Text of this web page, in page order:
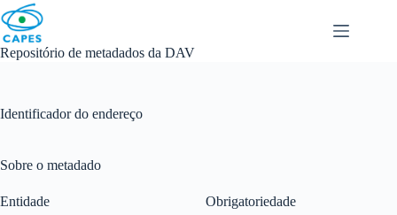
Skip
to
content
Repositório de metadados da DAV
Identificador do endereço
Sobre o metadado
Entidade Obrigatoriedade